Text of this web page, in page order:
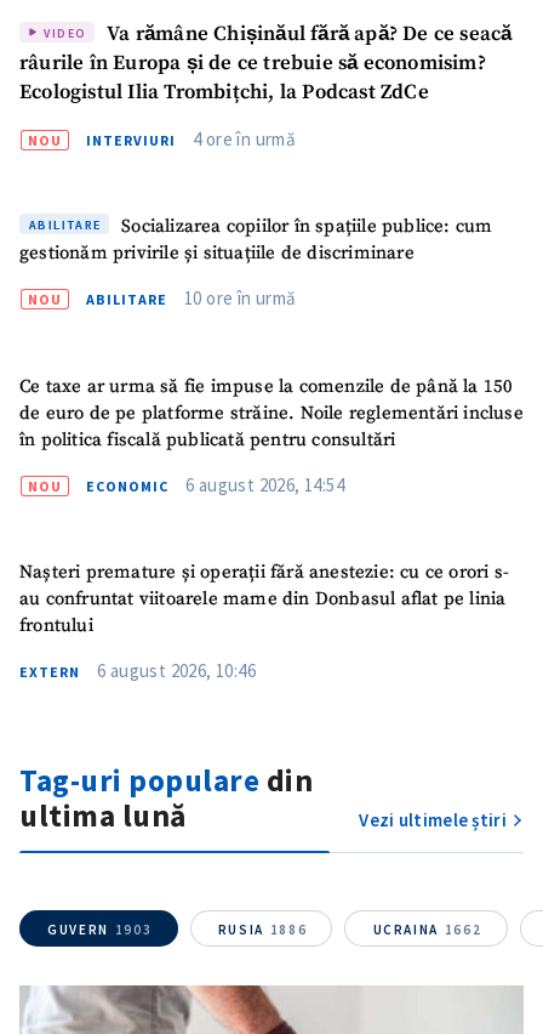
SUSȚINE
VIDEO
Va rămâne Chișinăul fără apă? De ce seacă
râurile în Europa și de ce trebuie să economisim?
Ecologistul Ilia Trombițchi, la Podcast ZdCe
NOU INTERVIURI 4 ore în urmă
ABILITARE
Socializarea copiilor în spațiile publice: cum
gestionăm privirile și situațiile de discriminare
NOU ABILITARE 10 ore în urmă
Ce taxe ar urma să fie impuse la comenzile de până la 150
de euro de pe platforme străine. Noile reglementări incluse
în politica fiscală publicată pentru consultări
NOU ECONOMIC 6 august 2026, 14:54
Nașteri premature și operații fără anestezie: cu ce orori s-
au confruntat viitoarele mame din Donbasul aflat pe linia
frontului
EXTERN 6 august 2026, 10:46
Tag-uri populare din
ultima lună
Vezi ultimele știri
GUVERN 1903 RUSIA 1886 UCRAINA 1662